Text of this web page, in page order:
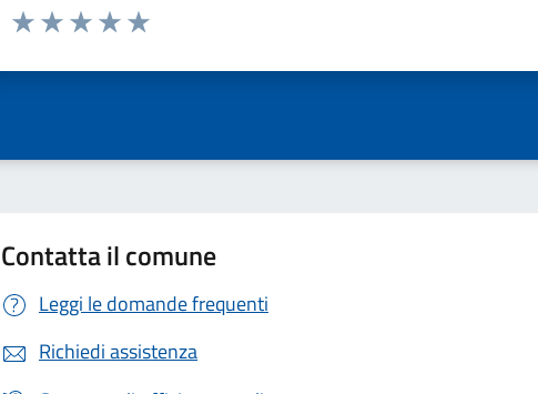
Valuta da 1 a 5 stelle la pagina
Contatta il comune
Leggi le domande frequenti
Richiedi assistenza